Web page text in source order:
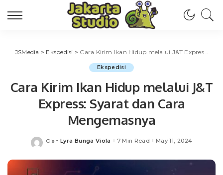
JSMedia > Ekspedisi > Cara Kirim Ikan Hidup melalui J&T Express: Syarat dan Cara Mengemasnya
Ekspedisi
Cara Kirim Ikan Hidup melalui J&T
Express: Syarat dan Cara
Mengemasnya
Posted
Oleh Lyra Bunga Viola 7 Min Read May 11, 2024